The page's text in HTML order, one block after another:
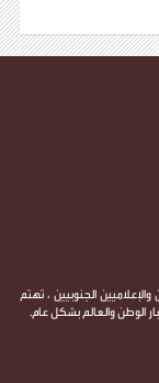
الجنوبيين ، تهتم
الوطن والعالم بشكل عام.